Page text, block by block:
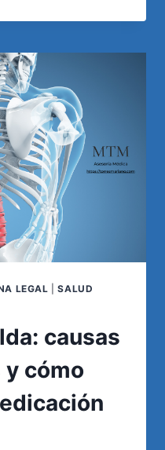
LEGAL |SALUD
causas
cómo